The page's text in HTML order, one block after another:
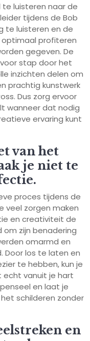
luisteren naar de
tijdens de Bob
te luisteren en de
optimaal profiteren
gegeven. De
stap door het
inzichten delen om
prachtig kunstwerk
Dus zorg ervoor
wanneer dat nodig
ervaring kunt
van het
je niet te
proces tijdens de
veel zorgen maken
en creativiteit de
om zijn benadering
omarmd en
los te laten en
te hebben, kun je
echt vanuit je hart
en laat je
schilderen zonder
en